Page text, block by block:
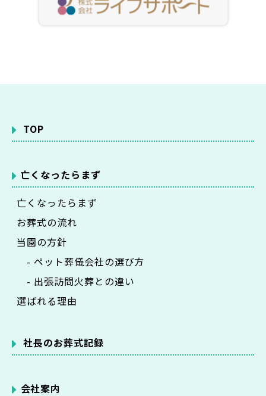
TOP
亡くなったらまず
亡くなったらまず
お葬式の流れ
当園の方針
- ペット葬儀会社の選び方
- 出張訪問火葬との違い
選ばれる理由
社長のお葬式記録
会社案内